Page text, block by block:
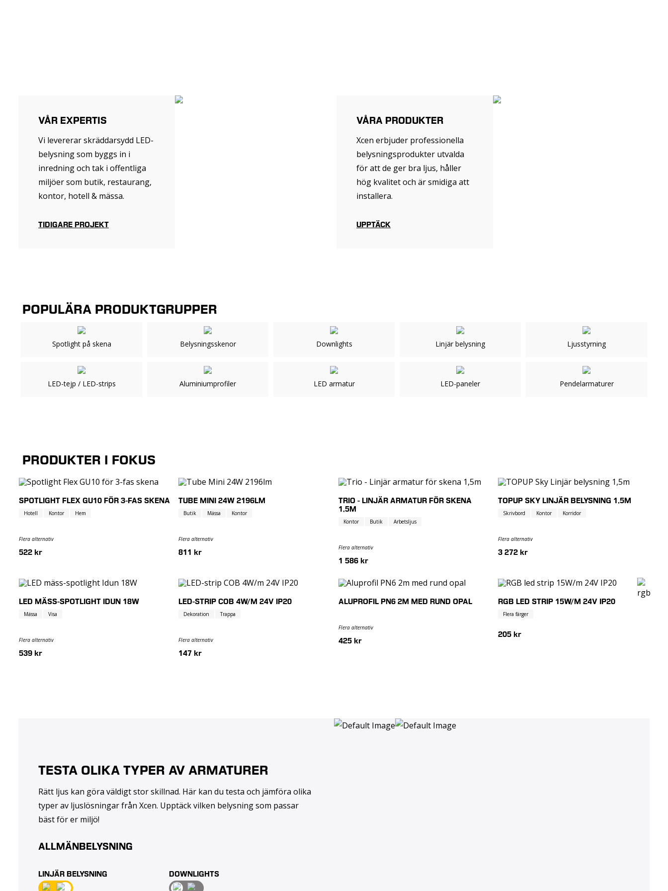
VÅR EXPERTIS
Vi levererar skräddarsydd LED-
belysning som byggs in i
inredning och tak i offentliga
miljöer som butik, restaurang,
kontor, hotell & mässa.
TIDIGARE PROJEKT
VÅRA PRODUKTER
Xcen erbjuder professionella
belysningsprodukter utvalda
för att de ger bra ljus, håller
hög kvalitet och är smidiga att
installera.
UPPTÄCK
POPULÄRA PRODUKTGRUPPER
Spotlight på skena Belysningsskenor Downlights Linjär belysning Ljusstyrning
LED-tejp / LED-strips Aluminiumprofiler LED armatur LED-paneler Pendelarmaturer
PRODUKTER I FOKUS
SPOTLIGHT FLEX GU10 FÖR 3-FAS SKENA
Hotell Kontor Hem
Flera alternativ
522 kr
TUBE MINI 24W 2196LM
Butik Mässa Kontor
Flera alternativ
811 kr
TRIO - LINJÄR ARMATUR FÖR SKENA
1,5M
Kontor Butik Arbetsljus
Flera alternativ
1 586 kr
TOPUP SKY LINJÄR BELYSNING 1,5M
Skrivbord Kontor Korridor
Flera alternativ
3 272 kr
LED MÄSS-SPOTLIGHT IDUN 18W
Mässa Visa
Flera alternativ
539 kr
LED-STRIP COB 4W/M 24V IP20
Dekoration Trappa
Flera alternativ
147 kr
ALUPROFIL PN6 2M MED RUND OPAL
Flera alternativ
425 kr
RGB LED STRIP 15W/M 24V IP20
Flera färger
205 kr
TESTA OLIKA TYPER AV ARMATURER
Rätt ljus kan göra väldigt stor skillnad. Här kan du testa och jämföra olika
typer av ljuslösningar från Xcen. Upptäck vilken belysning som passar
bäst för er miljö!
ALLMÄNBELYSNING
LINJÄR BELYSNING DOWNLIGHTS